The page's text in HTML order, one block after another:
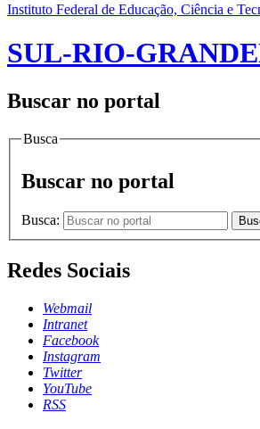
Instituto Federal de Educação, Ciência e
SUL-RIO-
Buscar no portal
Busca
Buscar no portal
Busca:
Redes Sociais
Webmail
Intranet
Facebook
Instagram
Twitter
YouTube
RSS